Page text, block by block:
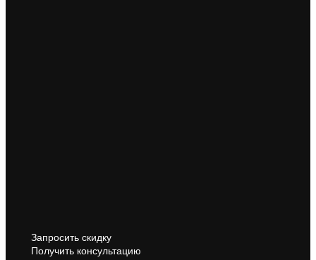
Запросить скидку
Получить консультацию